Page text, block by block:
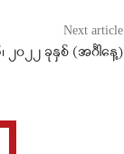
Next article
၂၂ ခုနှစ် (အင်္ဂါနေ့)